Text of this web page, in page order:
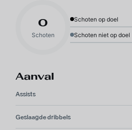
0
Schoten
Schoten op doel
Schoten niet op doel
Aanval
Assists
Geslaagde dribbels